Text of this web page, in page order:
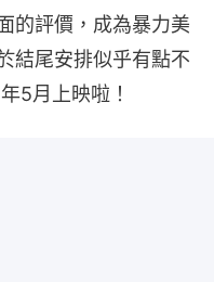
的評價，成為暴力美
結尾安排似乎有點不
5月上映啦！